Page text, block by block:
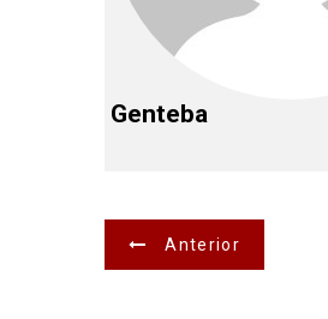
Genteba
N
Anterior